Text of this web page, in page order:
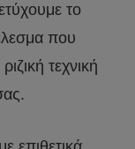
το
που
τεχνική